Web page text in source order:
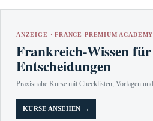
ANZEIGE · FRANCE PREMIUM ACADEMY
Frankreich-Wissen
Entscheidungen
Praxisnahe Kurse mit Checklisten, Vorlagen
KURSE ANSEHEN →